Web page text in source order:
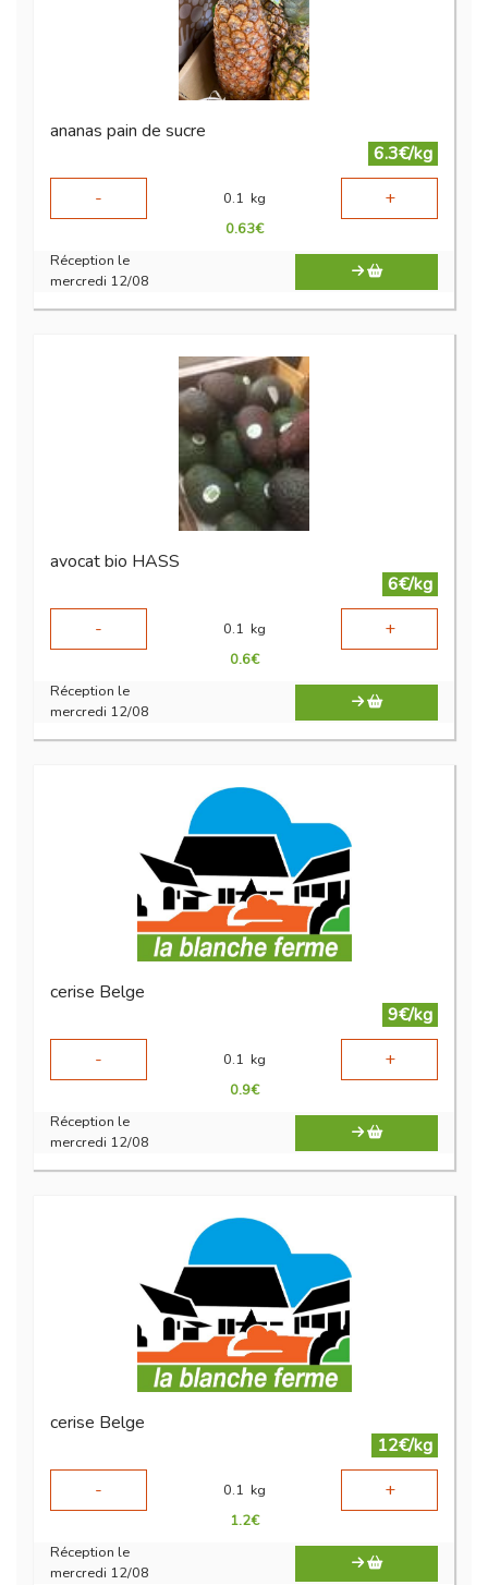
ananas pain de sucre
6.3€/kg
-
0.1 kg +
0.63€
Réception le
mercredi 12/08
avocat bio HASS
6€/kg
-
0.1 kg +
0.6€
Réception le
mercredi 12/08
cerise Belge
9€/kg
-
0.1 kg +
0.9€
Réception le
mercredi 12/08
cerise Belge
12€/kg
-
0.1 kg +
1.2€
Réception le
mercredi 12/08